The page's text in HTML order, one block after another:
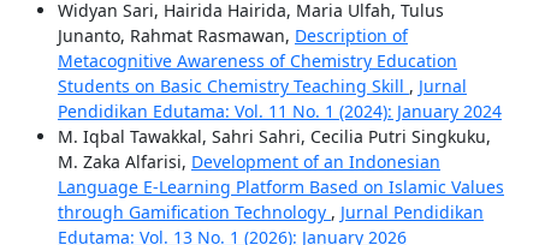
Widyan Sari, Hairida Hairida, Maria Ulfah, Tulus
Junanto, Rahmat Rasmawan, Description of
Metacognitive Awareness of Chemistry Education
Students on Basic Chemistry Teaching Skill , Jurnal
Pendidikan Edutama: Vol. 11 No. 1 (2024): January 2024
M. Iqbal Tawakkal, Sahri Sahri, Cecilia Putri Singkuku,
M. Zaka Alfarisi, Development of an Indonesian
Language E-Learning Platform Based on Islamic Values
through Gamification Technology , Jurnal Pendidikan
Edutama: Vol. 13 No. 1 (2026): January 2026